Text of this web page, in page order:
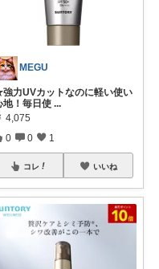
MEGU
力UVカットなのに軽い使い
地！毎日使 ...
4,075
0 0 1
コレ いいね